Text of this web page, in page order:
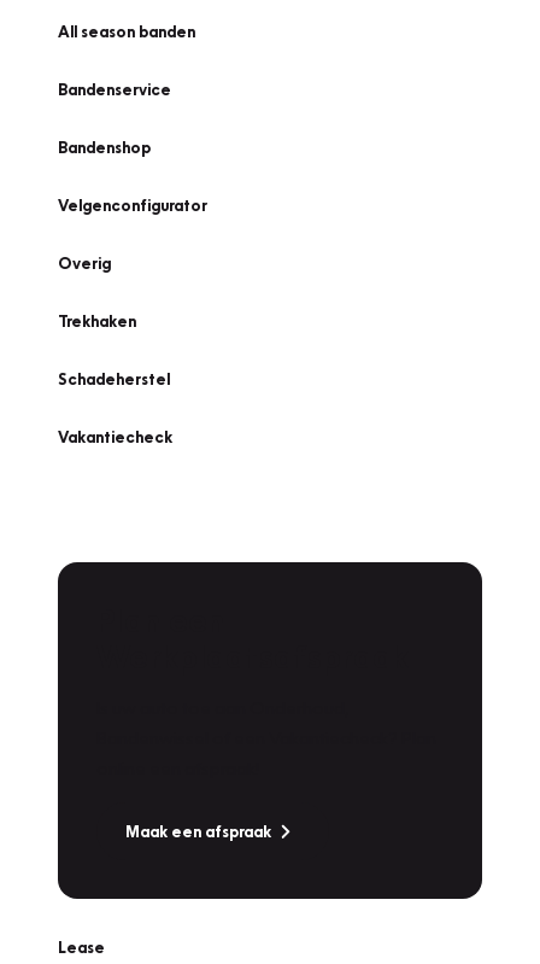
All season banden
Bandenservice
Bandenshop
Velgenconfigurator
Overig
Trekhaken
Schadeherstel
Vakantiecheck
Maak een afspraak
Lease